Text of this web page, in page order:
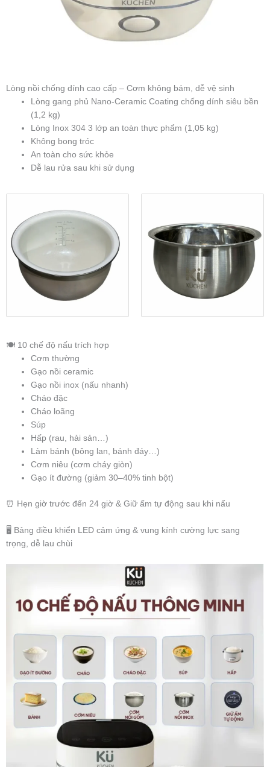
Lòng nồi chống dính cao cấp – Cơm không bám, dễ vệ sinh
Lòng gang phủ Nano-Ceramic Coating chống dính siêu bền
(1,2 kg)
Lòng Inox 304 3 lớp an toàn thực phẩm (1,05 kg)
Không bong tróc
An toàn cho sức khỏe
Dễ lau rửa sau khi sử dụng
🍽️ 10 chế độ nấu trích hợp
Cơm thường
Gạo nồi ceramic
Gạo nồi inox (nấu nhanh)
Cháo đặc
Cháo loãng
Súp
Hấp (rau, hải sản…)
Làm bánh (bông lan, bánh đáy…)
Cơm niêu (cơm cháy giòn)
Gạo ít đường (giảm 30–40% tinh bột)
⏰ Hẹn giờ trước đến 24 giờ & Giữ ấm tự động sau khi nấu
🖥️ Bảng điều khiển LED cảm ứng & vung kính cường lực sang
trọng, dễ lau chùi